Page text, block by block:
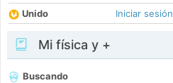
Unido
Iniciar sesión
Mi física y +
Buscando